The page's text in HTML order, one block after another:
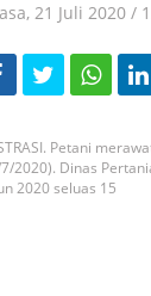
21 Juli 2020 /
Petani
2020). Dinas
2020 seluas 15